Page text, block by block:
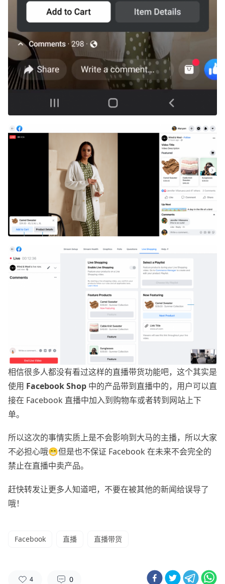
相信很多人都没有看过这样的直播带货功能吧，这个其实是
使用 Facebook Shop 中的产品带到直播中的，用户可以直
接在 Facebook 直播中加入到购物车或者转到网站上下
单。
所以这次的事情实质上是不会影响到大马的主播，所以大家
不必担心哦😁但是也不保证 Facebook 在未来不会完全的
禁止在直播中卖产品。
赶快转发让更多人知道吧，不要在被其他的新闻给误导了
哦！
Facebook 直播 直播带货
4 0